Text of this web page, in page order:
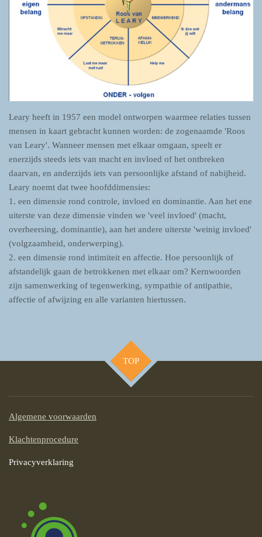
Leary heeft in 1957 een model ontworpen waarmee relaties tussen
mensen in kaart gebracht kunnen worden: de zogenaamde 'Roos
van Leary'. Wanneer mensen met elkaar omgaan, speelt er
enerzijds steeds iets van macht en invloed of het ontbreken
daarvan, en anderzijds iets van persoonlijke afstand of nabijheid.
Leary noemt dat twee hoofddimensies:
1. een dimensie rond controle, invloed en dominantie. Aan het ene
uiterste van deze dimensie vinden we 'veel invloed' (macht,
overheersing, dominantie), aan het andere uiterste 'weinig invloed'
(volgzaamheid, onderwerping).
2. een dimensie rond intimiteit en affectie. Hoe persoonlijk of
afstandelijk gaan de betrokkenen met elkaar om? Kernwoorden
zijn samenwerking of tegenwerking, sympathie of antipathie,
affectie of afwijzing en alle varianten hiertussen.
TOP
Algemene voorwaarden
Klachtenprocedure
Privacyverklaring